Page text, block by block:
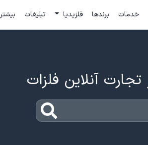
خدمات برندها فلزپدیا تبلیغات بیشتر